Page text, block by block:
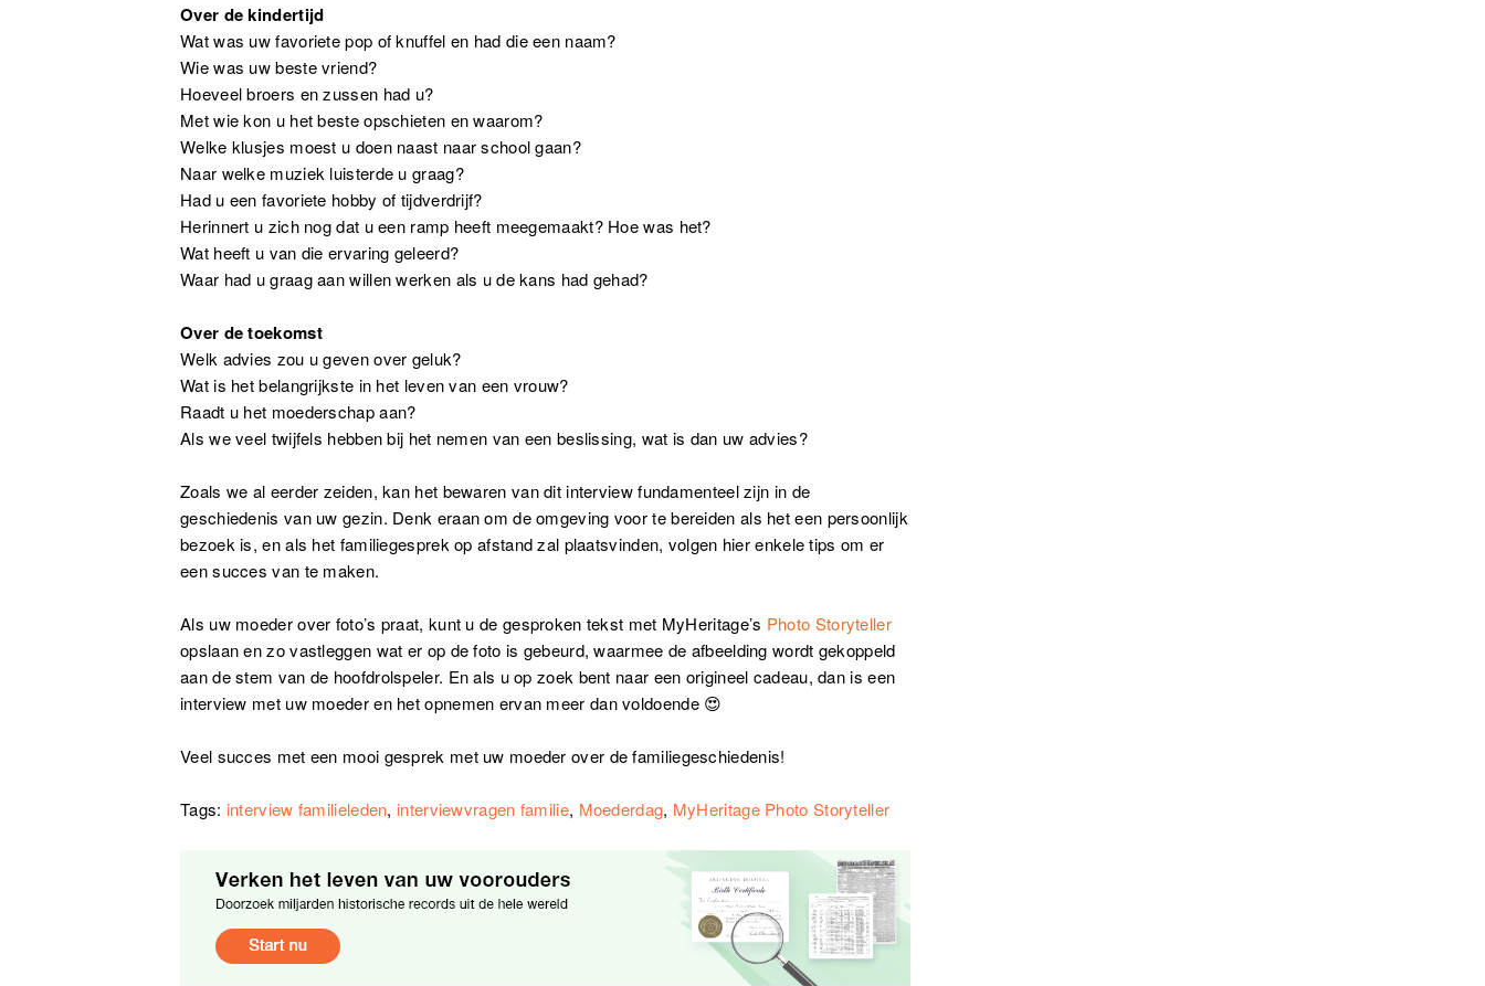
Over de kindertijd
Wat was uw favoriete pop of knuffel en had die een naam?
Wie was uw beste vriend?
Hoeveel broers en zussen had u?
Met wie kon u het beste opschieten en waarom?
Welke klusjes moest u doen naast naar school gaan?
Naar welke muziek luisterde u graag?
Had u een favoriete hobby of tijdverdrijf?
Herinnert u zich nog dat u een ramp heeft meegemaakt? Hoe was het?
Wat heeft u van die ervaring geleerd?
Waar had u graag aan willen werken als u de kans had gehad?
Over de toekomst
Welk advies zou u geven over geluk?
Wat is het belangrijkste in het leven van een vrouw?
Raadt u het moederschap aan?
Als we veel twijfels hebben bij het nemen van een beslissing, wat is dan uw advies?
Zoals we al eerder zeiden, kan het bewaren van dit interview fundamenteel zijn in de
geschiedenis van uw gezin. Denk eraan om de omgeving voor te bereiden als het een persoonlijk
bezoek is, en als het familiegesprek op afstand zal plaatsvinden, volgen hier enkele tips om er
een succes van te maken.
Als uw moeder over foto’s praat, kunt u de gesproken tekst met MyHeritage’s Photo Storyteller
opslaan en zo vastleggen wat er op de foto is gebeurd, waarmee de afbeelding wordt gekoppeld
aan de stem van de hoofdrolspeler. En als u op zoek bent naar een origineel cadeau, dan is een
interview met uw moeder en het opnemen ervan meer dan voldoende 😍
Veel succes met een mooi gesprek met uw moeder over de familiegeschiedenis!
Tags: interview familieleden, interviewvragen familie, Moederdag, MyHeritage Photo Storyteller